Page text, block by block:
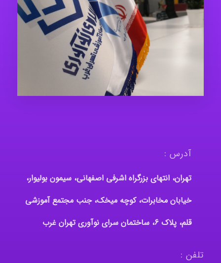
آدرس :
تهران، انتهای بزرگراه اشرفی اصفهانی، سیمون بولیوار،
خیابان مخابرات، کوچه میخک، جنب مجتمع آموزشی
قلم، پلاک 6، ساختمان سرای نوآوری تهران غرب
تلفن :